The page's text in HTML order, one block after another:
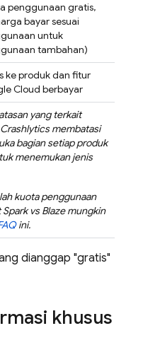
penggunaan gratis,
bayar sesuai
untuk
tambahan)
ke produk dan fitur
Cloud berbayar
yang terkait
Crashlyticsmembatasi
bagian setiap produk
menemukan jenis
kuota penggunaan
vs Blaze mungkin
ini.
dianggap "gratis"
khusus